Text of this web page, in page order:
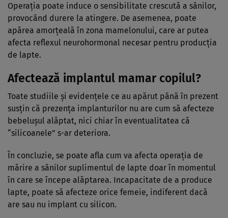
Operația poate induce o sensibilitate crescută a sânilor,
provocând durere la atingere. De asemenea, poate
apărea amorțeală în zona mamelonului, care ar putea
afecta reflexul neurohormonal necesar pentru producția
de lapte.
Afectează implantul mamar copilul?
Toate studiile și evidențele ce au apărut până în prezent
susțin că prezența implanturilor nu are cum să afecteze
bebelușul alăptat, nici chiar în eventualitatea că
“silicoanele” s-ar deteriora.
În concluzie, se poate afla cum va afecta operația de
mărire a sânilor suplimentul de lapte doar în momentul
în care se începe alăptarea. Incapacitate de a produce
lapte, poate să afecteze orice femeie, indiferent dacă
are sau nu implant cu silicon.